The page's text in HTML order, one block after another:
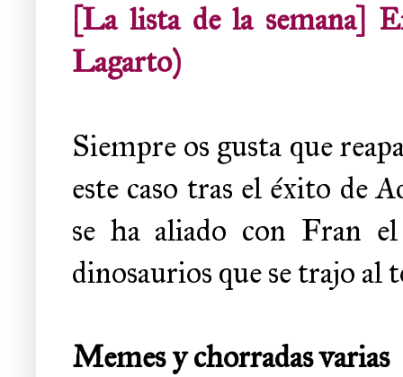
[La lista de la semana]
Lagarto)
Siempre os gusta que
este caso tras el éxito de
se ha aliado con Fran
dinosaurios que se trajo al
Memes y chorradas varias